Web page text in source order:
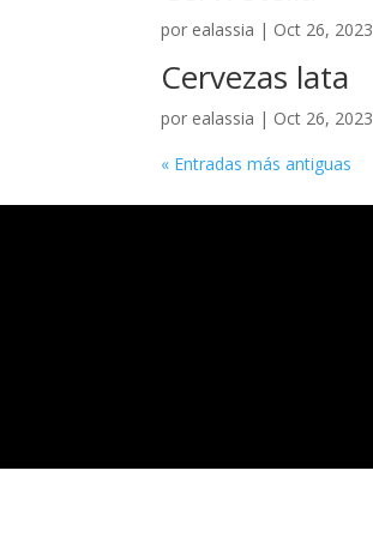
por ealassia | Oct 26, 2023
Cervezas lata
por ealassia | Oct 26, 2023
« Entradas más antiguas